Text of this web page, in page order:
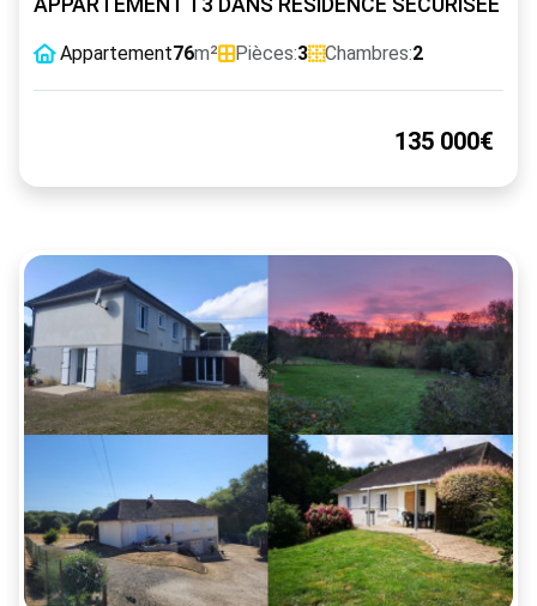
Appartement76m² Pièces:3 Chambres:2
135 000€